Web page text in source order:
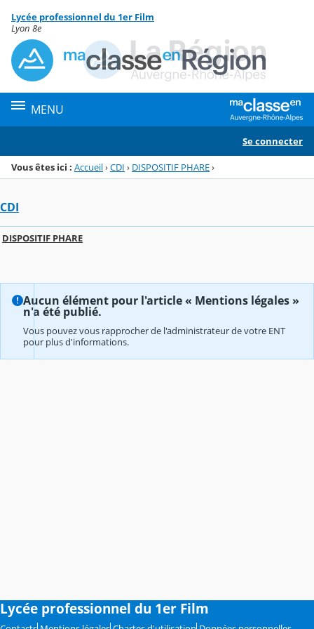
Menu de la rubrique
Contenu
Lycée professionnel du 1er Film
Lyon 8e
MENU
Se connecter
Vous êtes ici : Accueil›CDI › DISPOSITIF PHARE›
CDI
DISPOSITIF PHARE
Aucun élément pour l'article « Mentions légales »
n'a été publié.
Vous pouvez vous rapprocher de l'administrateur de votre ENT
pour plus d'informations.
Lycée professionnel du 1er Film